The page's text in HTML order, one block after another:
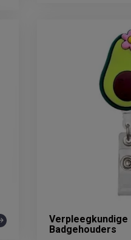
Verpleegkundige
Badgehouders